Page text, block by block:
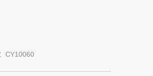
CY10060